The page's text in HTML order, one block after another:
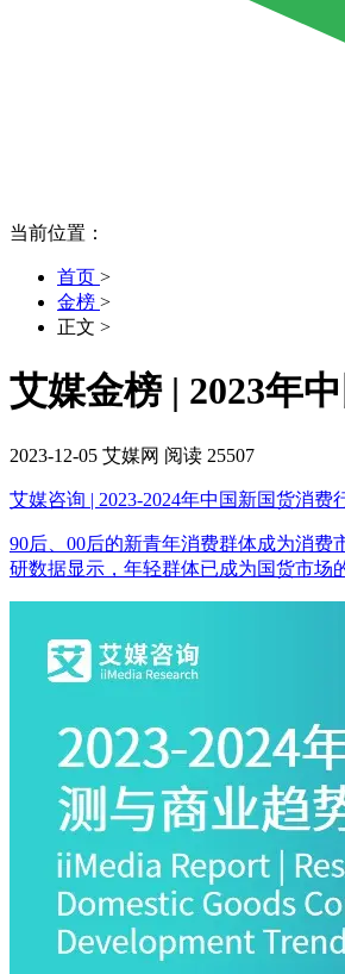
当前位置：
首页 >
金榜 >
正文 >
艾媒金榜 | 2023年
2023-12-05 艾媒网 阅读 25507
艾媒咨询 | 2023-2024年中国新国货消
90后、00后的新青年消费群体成为消
研数据显示，年轻群体已成为国货市场